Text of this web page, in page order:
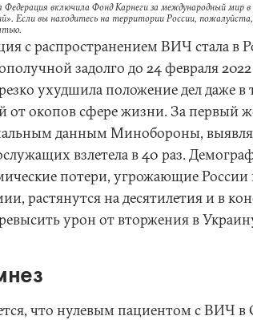
Федерация включила Фонд Карнеги за международный мир
Если вы находитесь на территории России,
с распространением ВИЧ стала в
задолго до 24 февраля
ухудшила положение дел даже в
от окопов сфере жизни. За первый
данным Минобороны,
взлетела в 40 раз.
потери, угрожающие
растянутся на десятилетия и в
урон от вторжения в
что нулевым пациентом с ВИЧ